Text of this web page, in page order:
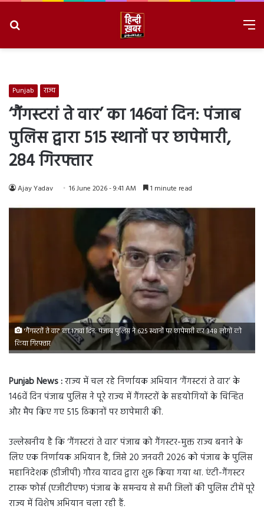
Punjab राज्य
‘गैंगस्टरां ते वार’ का 146वां दिन: पंजाब
पुलिस द्वारा 515 स्थानों पर छापेमारी,
284 गिरफ्तार
Ajay Yadav 16 June 2026 - 9:41 AM 1 minute read
'गैंगस्टरों ते वार' का 171वां दिन: पंजाब पुलिस ने 625 स्थानों पर छापेमारी कर 348 लोगों को
किया गिरफ्तार
Punjab News :राज्य में चल रहे निर्णायक अभियान ‘गैंगस्टरां ते वार’ के
146वें दिन पंजाब पुलिस ने पूरे राज्य में गैंगस्टरों के सहयोगियों के चिन्हित
और मैप किए गए 515 ठिकानों पर छापेमारी की.
उल्लेखनीय है कि ‘गैंगस्टरां ते वार’ पंजाब को गैंगस्टर-मुक्त राज्य बनाने के
लिए एक निर्णायक अभियान है, जिसे 20 जनवरी 2026 को पंजाब के पुलिस
महानिदेशक (डीजीपी) गौरव यादव द्वारा शुरू किया गया था. एंटी-गैंगस्टर
टास्क फोर्स (एजीटीएफ) पंजाब के समन्वय से सभी जिलों की पुलिस टीमें पूरे
राज्य में विशेष अभियान चला रही हैं.